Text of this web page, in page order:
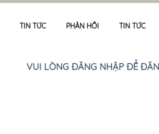
TIN TỨC PHẢN HỒI TIN TỨC
VUI LÒNG ĐĂNG NHẬP ĐỂ